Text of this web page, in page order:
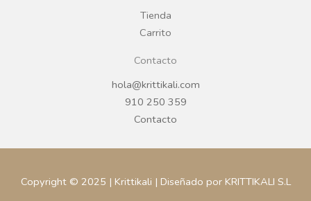
Tienda
Carrito
Contacto
hola@krittikali.com
910 250 359
Contacto
Copyright © 2025 | Krittikali | Diseñado por KRITTIKALI S.L